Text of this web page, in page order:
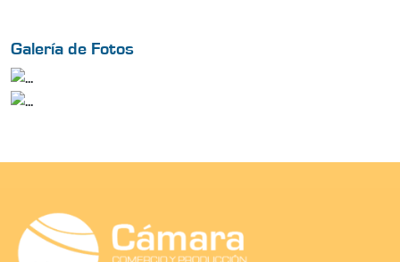
Galería de Fotos